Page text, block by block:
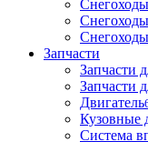
Снегоходы
Снегоходы
Запчасти
Запчасти
Запчасти
Двигатель
Кузовные
Система